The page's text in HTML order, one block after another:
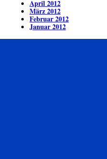
April 2012
März 2012
Februar 2012
Januar 2012